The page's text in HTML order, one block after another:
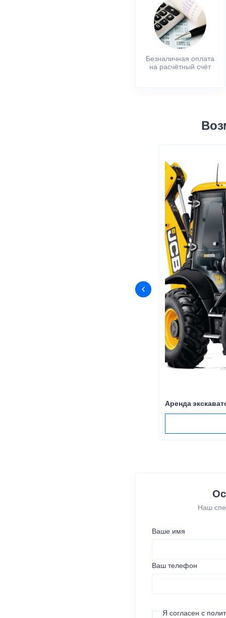
Безналичная оплата
на расчётный счёт
Аренда
Наш
Ваше имя
Ваш телефон
Я согласен с